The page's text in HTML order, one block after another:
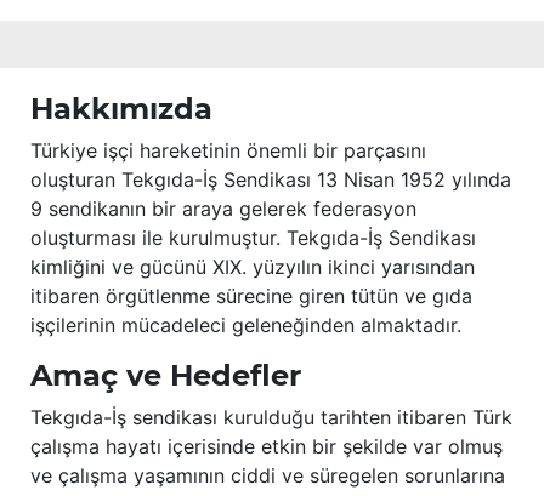
Hakkımızda
Türkiye işçi hareketinin önemli bir parçasını
oluşturan Tekgıda-İş Sendikası 13 Nisan 1952 yılında
9 sendikanın bir araya gelerek federasyon
oluşturması ile kurulmuştur. Tekgıda-İş Sendikası
kimliğini ve gücünü XIX. yüzyılın ikinci yarısından
itibaren örgütlenme sürecine giren tütün ve gıda
işçilerinin mücadeleci geleneğinden almaktadır.
Amaç ve Hedefler
Tekgıda-İş sendikası kurulduğu tarihten itibaren Türk
çalışma hayatı içerisinde etkin bir şekilde var olmuş
ve çalışma yaşamının ciddi ve süregelen sorunlarına